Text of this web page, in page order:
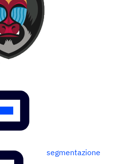
segmentazione